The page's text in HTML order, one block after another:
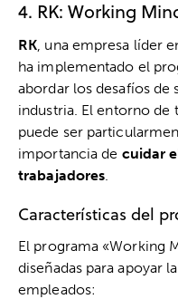
4. RK: Working
RK , una empresa líder
ha implementado el
abordar los desafíos de
industria. El entorno
puede ser
importancia de cuidar
trabajadores
Características del
El programa «Working
diseñadas para apoyar
empleados: